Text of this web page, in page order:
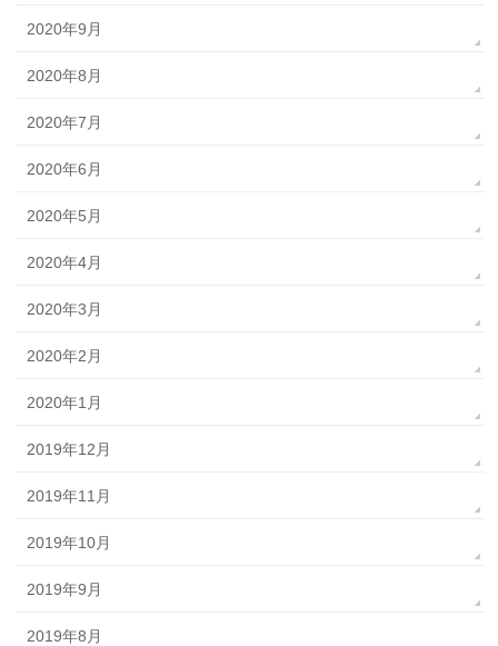
2020年9月
2020年8月
2020年7月
2020年6月
2020年5月
2020年4月
2020年3月
2020年2月
2020年1月
2019年12月
2019年11月
2019年10月
2019年9月
2019年8月